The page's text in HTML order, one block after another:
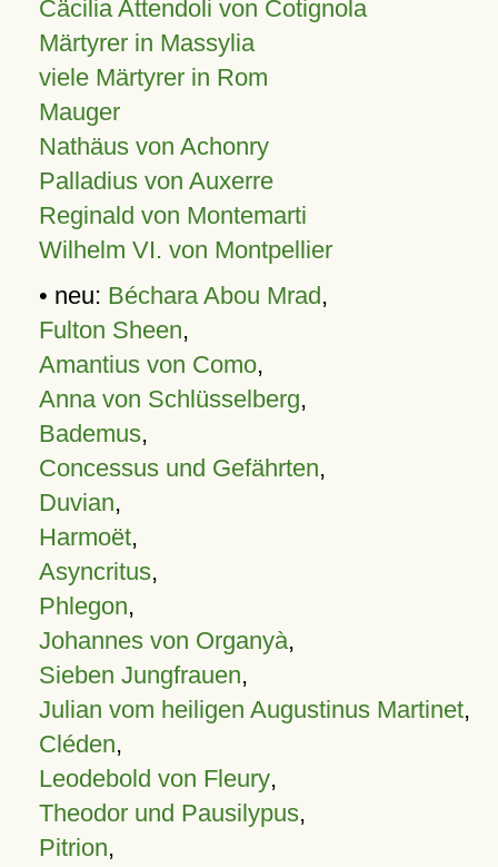
Cäcilia Attendoli von Cotignola
Märtyrer in Massylia
viele Märtyrer in Rom
Mauger
Nathäus von Achonry
Palladius von Auxerre
Reginald von Montemarti
Wilhelm VI. von Montpellier
• neu: Béchara Abou Mrad,
Fulton Sheen,
Amantius von Como,
Anna von Schlüsselberg,
Bademus,
Concessus und Gefährten,
Duvian,
Harmoët,
Asyncritus,
Phlegon,
Johannes von Organyà,
Sieben Jungfrauen,
Julian vom heiligen Augustinus Martinet,
Cléden,
Leodebold von Fleury,
Theodor und Pausilypus,
Pitrion,